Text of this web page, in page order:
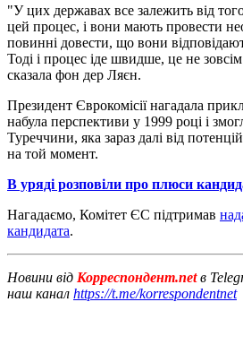
"У цих державах все залежить від
цей процес, і вони мають провести
повинні довести, що вони
Тоді і процес іде швидше, це не
сказала фон дер Ляєн.
Президент Єврокомісії нагадала
набула перспективи у 1999 році і
Туреччини, яка зараз далі від
на той момент.
В уряді розповіли про плюси
Нагадаємо, Комітет ЄС підтримав
кандидата.
Новини від Корреспондент.netв
наш канал https://t.me/korrespondentnet